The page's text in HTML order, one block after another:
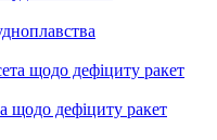
щодо дефіциту ракет